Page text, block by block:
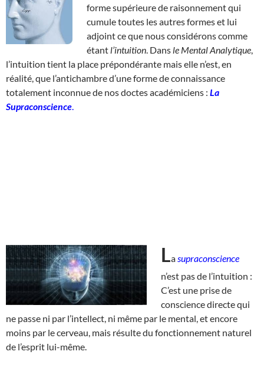
forme supérieure de raisonnement qui
cumule toutes les autres formes et lui
adjoint ce que nous considérons comme
étant l’intuition . Dans le Mental Analytique
l’intuition tient la place prépondérante mais elle n’est, en
réalité, que l’antichambre d’une forme de connaissance
totalement inconnue de nos doctes académiciens : La
Supraconscience
La supraconscience
n’est pas de l’intuition :
C’est une prise de
conscience directe qui
ne passe ni par l’intellect, ni même par le mental, et encore
moins par le cerveau, mais résulte du fonctionnement naturel
de l’esprit lui-même.